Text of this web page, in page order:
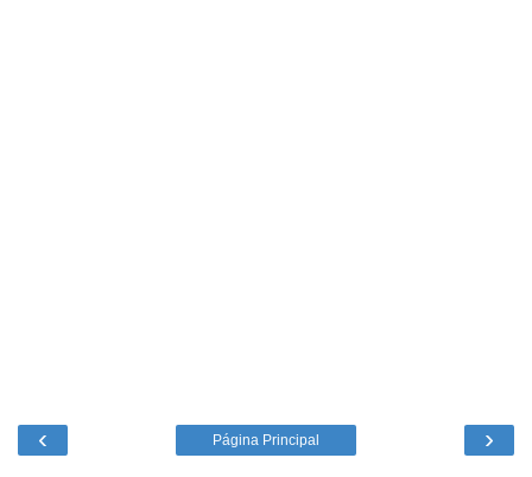
‹ ›
Página Principal